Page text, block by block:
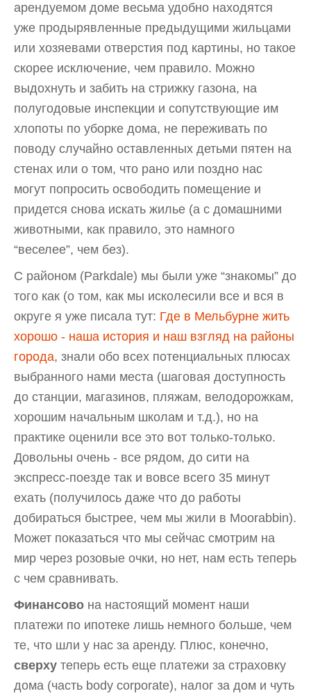
арендуемом доме весьма удобно находятся
уже продырявленные предыдущими жильцами
или хозяевами отверстия под картины, но такое
скорее исключение, чем правило. Можно
выдохнуть и забить на стрижку газона, на
полугодовые инспекции и сопутствующие им
хлопоты по уборке дома, не переживать по
поводу случайно оставленных детьми пятен на
стенах или о том, что рано или поздно нас
могут попросить освободить помещение и
придется снова искать жилье (а с домашними
животными, как правило, это намного
“веселее”, чем без).
С районом (Parkdale) мы были уже “знакомы” до
того как (о том, как мы исколесили все и вся в
округе я уже писала тут: Где в Мельбурне жить
хорошо - наша история и наш взгляд на районы
города, знали обо всех потенциальных плюсах
выбранного нами места (шаговая доступность
до станции, магазинов, пляжам, велодорожкам,
хорошим начальным школам и т.д.), но на
практике оценили все это вот только-только.
Довольны очень - все рядом, до сити на
экспресс-поезде так и вовсе всего 35 минут
ехать (получилось даже что до работы
добираться быстрее, чем мы жили в Moorabbin).
Может показаться что мы сейчас смотрим на
мир через розовые очки, но нет, нам есть теперь
с чем сравнивать.
Финансово на настоящий момент наши
платежи по ипотеке лишь немного больше, чем
те, что шли у нас за аренду. Плюс, конечно,
сверху теперь есть еще платежи за страховку
дома (часть body corporate), налог за дом и чуть